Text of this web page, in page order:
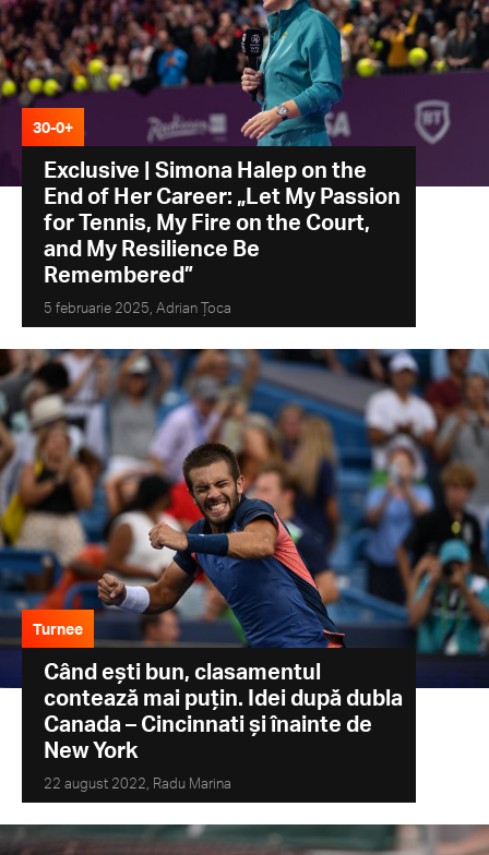
30-0+
Exclusive | Simona Halep on the
End of Her Career: „Let My Passion
for Tennis, My Fire on the Court,
and My Resilience Be
Remembered”
5 februarie 2025, Adrian Țoca
Turnee
Când ești bun, clasamentul
contează mai puțin. Idei după dubla
Canada – Cincinnati și înainte de
New York
22 august 2022, Radu Marina